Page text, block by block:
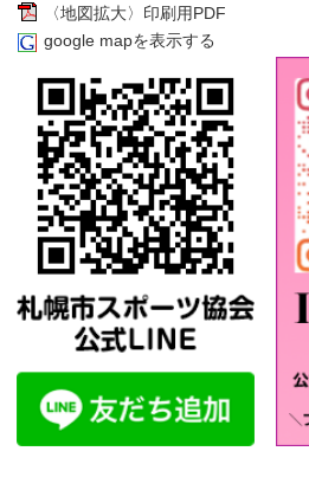
〈地図拡大〉印刷用PDF
google mapを表示する